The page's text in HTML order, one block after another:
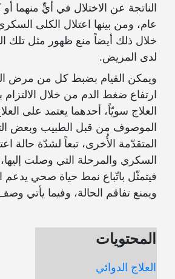
الناتجة عن الاختلال في أيٍّ منهما
عام، ومن بينها اعتلال الكلى
خلال ذلك أيضاً منع ظهور مثل تلك
لدى المريض.
ويمكن القيام بضبط كل من مرض
ارتفاع ضغط الدم من خلال الالتزام
العلاج سويّاً، أحدهما يعتمد على
الموصوف من قبل الطبيب وبعض
المتقدّمة الأُخرى، تبعاً لشدّة حالة
السكري والمرحلة التي وصلت إليها،
فيتمثّل باتّباع نمط حياة صحي يدعم
ويمنع تفاقم الحالة، وفيما يأتي
المحتويات
العلاج الدوائي